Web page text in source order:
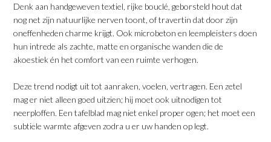
Denk aan handgeweven textiel, rijke bouclé, geborsteld hout dat
nog net zijn natuurlijke nerven toont, of travertin dat door zijn
oneffenheden charme krijgt. Ook microbeton en leempleisters doen
hun intrede als zachte, matte en organische wanden die de
akoestiek én het comfort van een ruimte verhogen.
​Deze trend nodigt uit tot aanraken, voelen, vertragen. Een zetel
mag er niet alleen goed uitzien; hij moet ook uitnodigen tot
neerploffen. Een tafelblad mag niet enkel proper ogen; het moet een
subtiele warmte afgeven zodra u er uw handen op legt.